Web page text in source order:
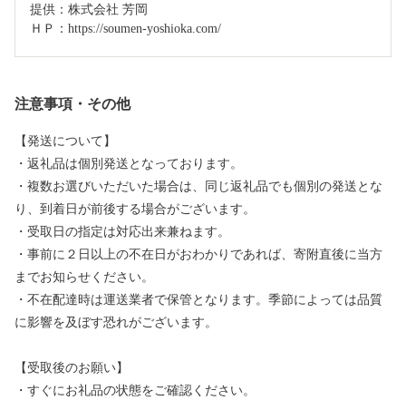
提供：株式会社 芳岡
ＨＰ：https://soumen-yoshioka.com/
注意事項・その他
【発送について】
・返礼品は個別発送となっております。
・複数お選びいただいた場合は、同じ返礼品でも個別の発送とな
り、到着日が前後する場合がございます。
・受取日の指定は対応出来兼ねます。
・事前に２日以上の不在日がおわかりであれば、寄附直後に当方
までお知らせください。
・不在配達時は運送業者で保管となります。季節によっては品質
に影響を及ぼす恐れがございます。
【受取後のお願い】
・すぐにお礼品の状態をご確認ください。